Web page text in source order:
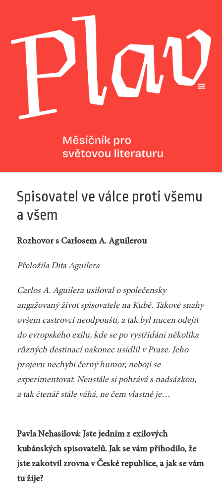
Spisovatel ve válce proti všemu
a všem
Rozhovor s Carlosem A. Aguilerou
Přeložila Dita Aguilera
Carlos A. Aguilera usiloval o společensky
angažovaný život spisovatele na Kubě. Takové snahy
ovšem castrovci neodpouští, a tak byl nucen odejít
do evropského exilu, kde se po vystřídání několika
různých destinací nakonec usídlil v Praze. Jeho
projevu nechybí černý humor, nebojí se
experimentovat. Neustále si pohrává s nadsázkou,
a tak čtenář stále váhá, ne čem vlastně je…
Pavla Nehasilová: Jste jedním z exilových
kubánských spisovatelů. Jak se vám přihodilo, že
jste zakotvil zrovna v České republice, a jak se vám
tu žije?